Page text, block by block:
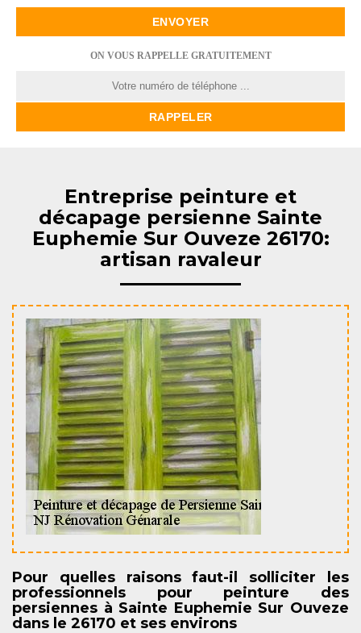
ON VOUS RAPPELLE GRATUITEMENT
Entreprise peinture et
décapage persienne Sainte
Euphemie Sur Ouveze 26170:
artisan ravaleur
Pour quelles raisons faut-il solliciter les
professionnels pour peinture des
persiennes à Sainte Euphemie Sur Ouveze
dans le 26170 et ses environs